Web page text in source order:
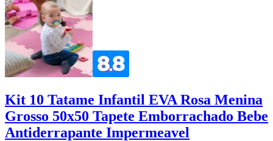
Kit 10 Tatame Infantil EVA Rosa Menina
Grosso 50x50 Tapete Emborrachado Bebe
Antiderrapante Impermeavel